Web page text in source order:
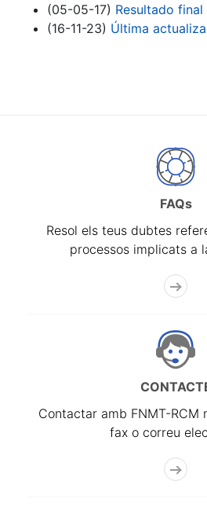
(05-05-17) Resultado
(16-11-23) Última
FAQs
Resol els teus dubtes
processos implicats a
Contactar amb FNMT-RCM
fax o correu